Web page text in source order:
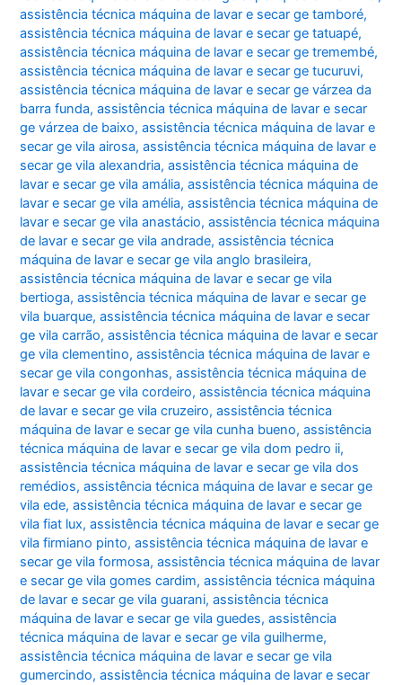
assistência técnica máquina de lavar e secar ge tamboré,
assistência técnica máquina de lavar e secar ge tatuapé,
assistência técnica máquina de lavar e secar ge tremembé,
assistência técnica máquina de lavar e secar ge tucuruvi,
assistência técnica máquina de lavar e secar ge várzea da
barra funda,assistência técnica máquina de lavar e secar
ge várzea de baixo,assistência técnica máquina de lavar e
secar ge vila airosa,assistência técnica máquina de lavar e
secar ge vila alexandria,assistência técnica máquina de
lavar e secar ge vila amália,assistência técnica máquina de
lavar e secar ge vila amélia,assistência técnica máquina de
lavar e secar ge vila anastácio,assistência técnica máquina
de lavar e secar ge vila andrade,assistência técnica
máquina de lavar e secar ge vila anglo brasileira,
assistência técnica máquina de lavar e secar ge vila
bertioga,assistência técnica máquina de lavar e secar ge
vila buarque,assistência técnica máquina de lavar e secar
ge vila carrão,assistência técnica máquina de lavar e secar
ge vila clementino,assistência técnica máquina de lavar e
secar ge vila congonhas,assistência técnica máquina de
lavar e secar ge vila cordeiro,assistência técnica máquina
de lavar e secar ge vila cruzeiro,assistência técnica
máquina de lavar e secar ge vila cunha bueno,assistência
técnica máquina de lavar e secar ge vila dom pedro ii,
assistência técnica máquina de lavar e secar ge vila dos
remédios,assistência técnica máquina de lavar e secar ge
vila ede,assistência técnica máquina de lavar e secar ge
vila fiat lux,assistência técnica máquina de lavar e secar ge
vila firmiano pinto,assistência técnica máquina de lavar e
secar ge vila formosa,assistência técnica máquina de lavar
e secar ge vila gomes cardim,assistência técnica máquina
de lavar e secar ge vila guarani,assistência técnica
máquina de lavar e secar ge vila guedes,assistência
técnica máquina de lavar e secar ge vila guilherme,
assistência técnica máquina de lavar e secar ge vila
gumercindo,assistência técnica máquina de lavar e secar